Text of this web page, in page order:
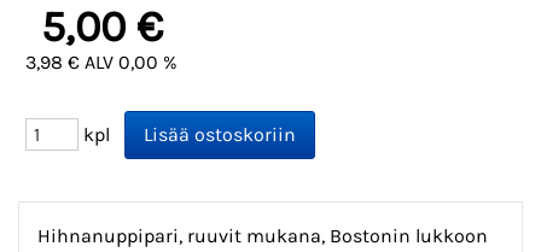
5,00 €
3,98 € ALV 0,00 %
kpl
Hihnanuppipari, ruuvit mukana, Bostonin lukkoon